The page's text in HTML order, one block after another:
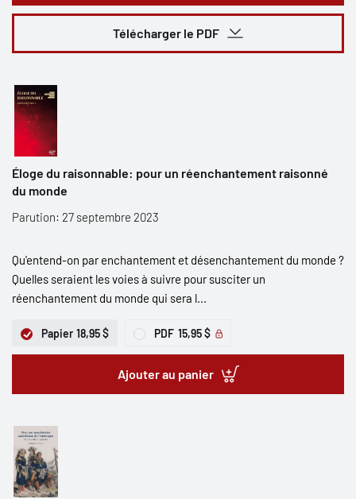
Télécharger le PDF
Éloge du raisonnable: pour un réenchantement raisonné
du monde
Parution: 27 septembre 2023
Qu'entend-on par enchantement et désenchantement du monde ?
Quelles seraient les voies à suivre pour susciter un
réenchantement du monde qui sera l...
Papier 18,95 $ PDF 15,95 $
Ajouter au panier